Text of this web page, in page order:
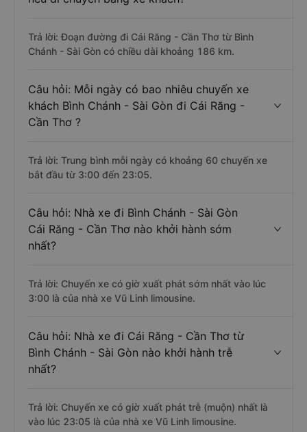
Trả lời: Đoạn đường đi Cái Răng - Cần Thơ từ Bình
Chánh - Sài Gòn có chiều dài khoảng 186 km.
Câu hỏi: Mỗi ngày có bao nhiêu chuyến xe
khách Bình Chánh - Sài Gòn đi Cái Răng -
Cần Thơ ?
Trả lời: Trung bình mỗi ngày có khoảng 60 chuyến xe
bắt đầu từ 3:00 đến 23:05.
Câu hỏi: Nhà xe đi Bình Chánh - Sài Gòn
Cái Răng - Cần Thơ nào khởi hành sớm
nhất?
Trả lời: Chuyến xe có giờ xuất phát sớm nhất vào lúc
3:00 là của nhà xe Vũ Linh limousine.
Câu hỏi: Nhà xe đi Cái Răng - Cần Thơ từ
Bình Chánh - Sài Gòn nào khởi hành trễ
nhất?
Trả lời: Chuyến xe có giờ xuất phát trễ (muộn) nhất là
vào lúc 23:05 là của nhà xe Vũ Linh limousine.